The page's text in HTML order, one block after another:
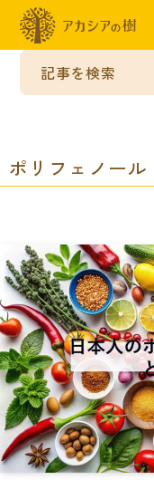
記事を検索
ポリフェノール